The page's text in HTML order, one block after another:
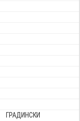
ГРАДИНСКИ